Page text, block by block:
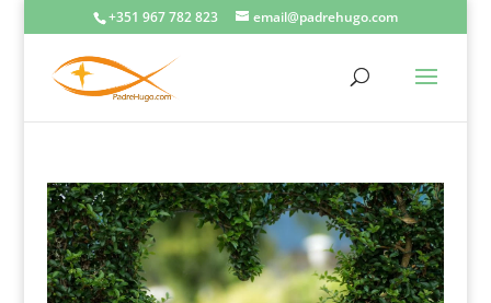
+351 967 782 823 email@padrehugo.com